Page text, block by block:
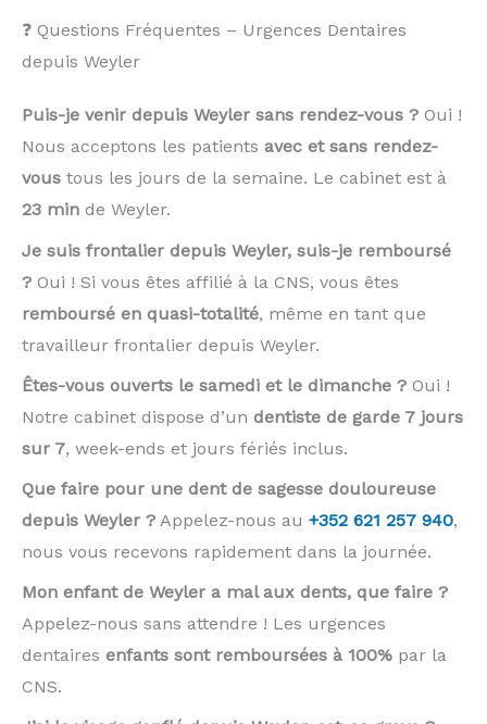
❓ Questions Fréquentes – Urgences Dentaires
depuis Weyler
Puis-je venir depuis Weyler sans rendez-vous ? Oui !
Nous acceptons les patients avec et sans rendez-
vous tous les jours de la semaine. Le cabinet est à
23 min de Weyler.
Je suis frontalier depuis Weyler, suis-je remboursé
? Oui ! Si vous êtes affilié à la CNS, vous êtes
remboursé en quasi-totalité, même en tant que
travailleur frontalier depuis Weyler.
Êtes-vous ouverts le samedi et le dimanche ? Oui !
Notre cabinet dispose d’un dentiste de garde 7 jours
sur 7, week-ends et jours fériés inclus.
Que faire pour une dent de sagesse douloureuse
depuis Weyler ? Appelez-nous au +352 621 257 940,
nous vous recevons rapidement dans la journée.
Mon enfant de Weyler a mal aux dents, que faire ?
Appelez-nous sans attendre ! Les urgences
dentaires enfants sont remboursées à 100% par la
CNS.